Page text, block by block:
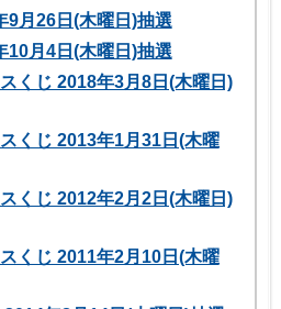
9月26日(木曜日)抽選
10月4日(木曜日)抽選
くじ 2018年3月8日(木曜日)
くじ 2013年1月31日(木曜
くじ 2012年2月2日(木曜日)
くじ 2011年2月10日(木曜